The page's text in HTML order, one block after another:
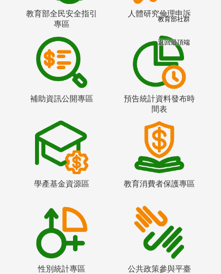
教育部全民安全指引
專區
人體研究倫理申訴
補助資訊公開專區
預告統計資料發布時
間表
學產基金資源區 教育消費者保護專區
性別統計專區 公共政策參與平臺
教育部社群
返回最頂端